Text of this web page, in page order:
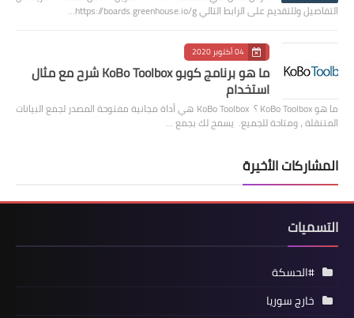
التفاصيل وللتقديم على الرابط التالي https://boards.greenhouse.io/g…
04 أكتوبر 2020
ما هو برنامج كوبو KoBo Toolbox شرح مع مثال
استخدام
ما هو KoBo Toolbox ؟ KoBo Toolbox هي أداة مجانية مفتوحة المصدر لجمع البيانات
المتنقلة ، ومتاحة للجميع. يسمح لك بجمع …
المشاركات الأخيرة
التسميات
#الحسكة
خارج سوريا